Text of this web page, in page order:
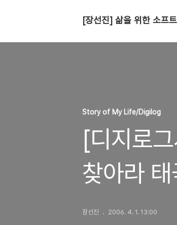
[장선진] 삶을 위한 소프
Story of My Life/Digilog
[디지로
찾아라
장선진 2006. 4. 1. 13:00